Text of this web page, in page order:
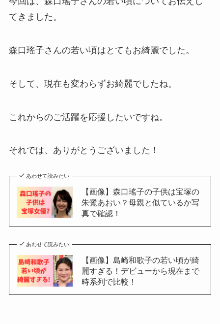
てきました。
森口瑤子さんの若い頃はとてもお綺麗でした。
そして、現在も変わらずお綺麗でしたね。
これからのご活躍を応援したいですね。
それでは、ありがとうございました！
あわせて読みたい
【画像】森口瑤子の子供は宝塚の
朱鷺あおい？母親と似ているか写
真で確認！
あわせて読みたい
【画像】島崎和歌子の若い頃が綺
麗すぎる！デビューから現在まで
時系列で比較！